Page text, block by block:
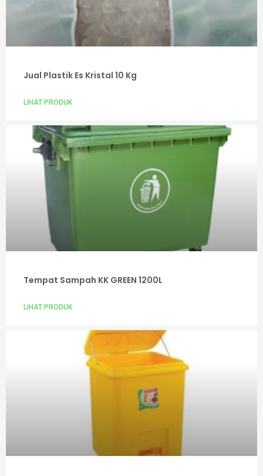
Jual Plastik Es Kristal 10 Kg
LIHAT PRODUK
Tempat Sampah KK GREEN 1200L
LIHAT PRODUK